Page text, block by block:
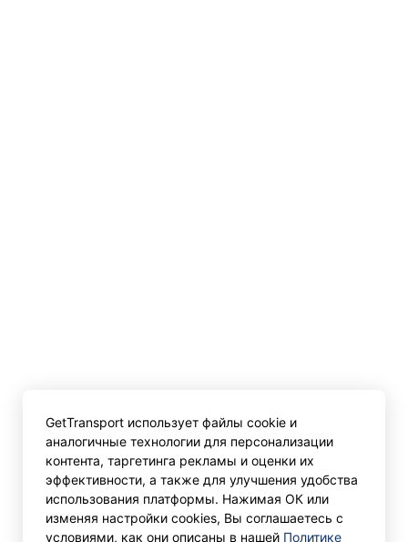
GetTransport использует файлы cookie и
аналогичные технологии для персонализации
контента, таргетинга рекламы и оценки их
эффективности, а также для улучшения удобства
использования платформы. Нажимая ОК или
изменяя настройки cookies, Вы соглашаетесь с
условиями, как они описаны в нашей Политике